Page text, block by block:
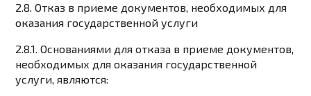
2.8. Отказ в приеме документов, необходимых для
оказания государственной услуги
2.8.1. Основаниями для отказа в приеме документов,
необходимых для оказания государственной
услуги, являются: